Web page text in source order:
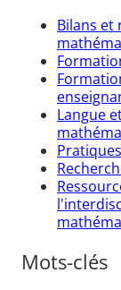
Bilans et
Langue
Mots-clés